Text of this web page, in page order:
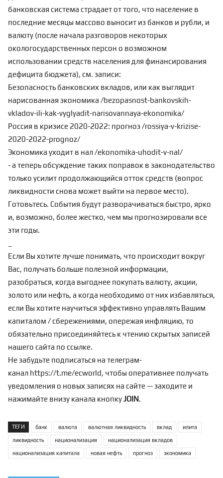
банковская система страдает от того, что население в
последние месяцы массово выносит из банков и рубли, и
валюту (после начала разговоров некоторых
окологосударственных персон о возможном
использовании средств населения для финансирования
дефицита бюджета), см. записи:
Безопасность банковских вкладов, или как выглядит
нарисованная экономика /bezopasnost-bankovskih-
vkladov-ili-kak-vyglyadit-narisovannaya-ekonomika/
Россия в кризисе 2020-2022: прогноз/rossiya-v-krizise-
2020-2022-prognoz/
Экономика уходит в нал/ekonomika-uhodit-v-nal/
- а теперь обсуждение таких поправок в законодательство
только усилит продолжающийся отток средств (вопрос
ликвидности снова может выйти на первое место).
Готовьтесь. События будут разворачиваться быстро, ярко
и, возможно, более жестко, чем мы прогнозировали все
эти годы.
Если Вы хотите лучше понимать, что происходит вокруг
Вас, получать больше полезной информации,
разобраться, когда выгоднее покупать валюту, акции,
золото или нефть, а когда необходимо от них избавляться,
если Вы хотите научиться эффективно управлять Вашим
капиталом / сбережениями, опережая инфляцию, то
обязательно присоединяйтесь к чтению скрытых записей
нашего сайта по ссылке.
Не забудьте подписаться на телеграм-
канал https://t.me/ecworld, чтобы оперативнее получать
уведомления о новых записях на сайте — заходите и
нажимайте внизу канала кнопкуJOIN.
ТЕГИ банк валюта валютная ликвидность вклад илита
ликвидность национализация национализация вкладов
национализация капитала новая нефть прогноз экономика